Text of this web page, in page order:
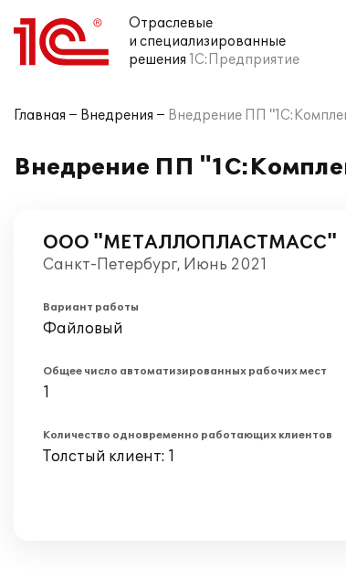
Отраслевые
и специализированные
решения 1С:Предприятие
Главная Внедрения Внедрение ПП
Внедрение ПП
ООО "МЕТАЛЛОПЛАСТМАСС"
Санкт-Петербург, Июнь 2021
Вариант работы
Файловый
Общее число автоматизированных рабочих мест
1
Количество одновременно работающих клиентов
Толстый клиент: 1